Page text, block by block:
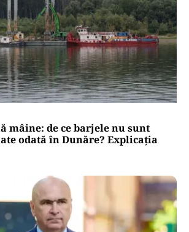
mâine: de ce barjele nu sunt
odată în Dunăre? Explicația